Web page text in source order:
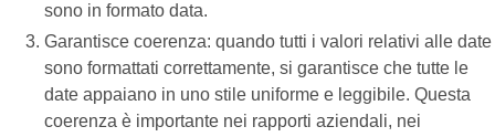
sono in formato data.
Garantisce coerenza: quando tutti i valori relativi alle date
sono formattati correttamente, si garantisce che tutte le
date appaiano in uno stile uniforme e leggibile. Questa
coerenza è importante nei rapporti aziendali, nei